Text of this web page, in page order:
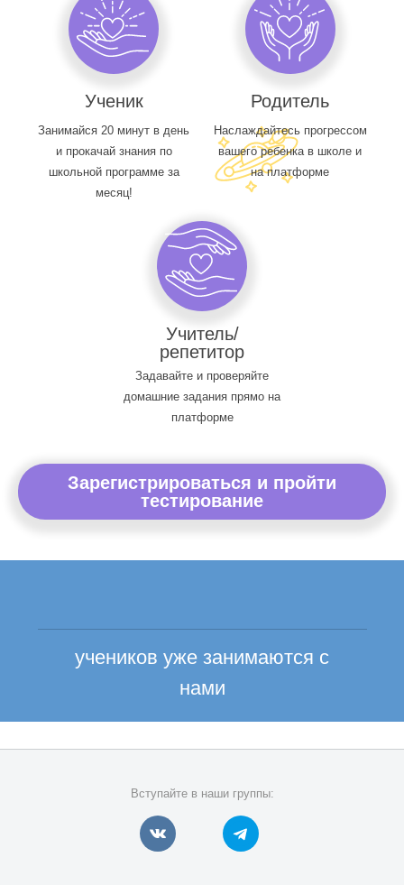
Ученик
Занимайся 20 минут в день
и прокачай знания по
школьной программе за
месяц!
Родитель
Наслаждайтесь прогрессом
вашего ребенка в школе и
на платформе
Учитель/
репетитор
Задавайте и проверяйте
домашние задания прямо на
платформе
Зарегистрироваться и пройти
тестирование
учеников уже занимаются с
нами
Вступайте в наши группы: